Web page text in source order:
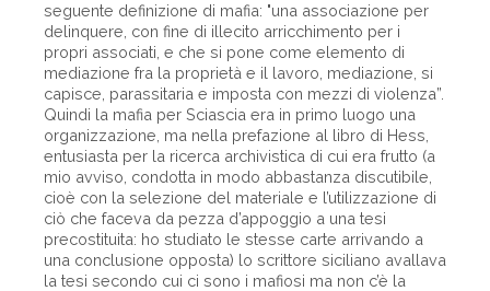
seguente definizione di mafia: "una associazione per
delinquere, con fine di illecito arricchimento per i
propri associati, e che si pone come elemento di
mediazione fra la proprietà e il lavoro, mediazione, si
capisce, parassitaria e imposta con mezzi di violenza”.
Quindi la mafia per Sciascia era in primo luogo una
organizzazione, ma nella prefazione al libro di Hess,
entusiasta per la ricerca archivistica di cui era frutto (a
mio avviso, condotta in modo abbastanza discutibile,
cioè con la selezione del materiale e l’utilizzazione di
ciò che faceva da pezza d’appoggio a una tesi
precostituita: ho studiato le stesse carte arrivando a
una conclusione opposta) lo scrittore siciliano avallava
la tesi secondo cui ci sono i mafiosi ma non c’è la